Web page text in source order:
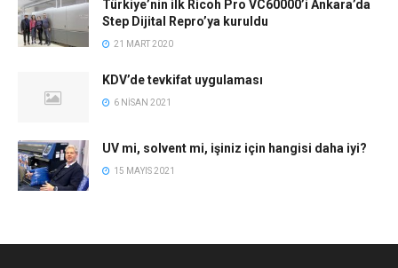
Türkiye’nin ilk Ricoh Pro VC60000’i Ankara’da
Step Dijital Repro’ya kuruldu
21 MART 2020
KDV’de tevkifat uygulaması
6 NISAN 2021
UV mi, solvent mi, işiniz için hangisi daha iyi?
15 MAYIS 2021